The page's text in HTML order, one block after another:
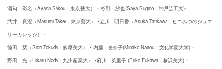
酒匂 彩名（Ayana Sakou：東京藝大） ･ 杉野 紗也(Saya Sugino：神戸芸工大)･
武井 真澄（Masumi Takei：東京藝大） ･立川 明日香（Asuka Tatikawa：ヒコみづのジュエ
リーカレッジ） ･
徳田 栞（Siori Tokuda：多摩美大） ･ 内藤 美奈子(Minako Naitou：文化学園大学) ･
野田 光（Hikaru Noda：九州産業大） ･府川 英里子 (Eriko Fukawa：横浜美大) ･